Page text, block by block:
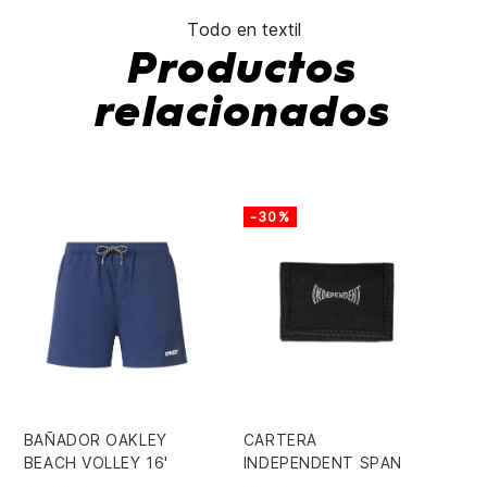
Todo en textil
Productos
relacionados
BAÑADOR OAKLEY
BEACH VOLLEY 16'
CARTERA
INDEPENDENT SPAN
-30%